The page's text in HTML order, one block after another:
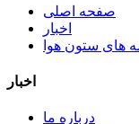
صفحه اصلی
اخبار
های ستون هوا
اخبار
درباره ما